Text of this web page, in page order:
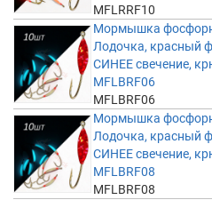
MFLRRF10
Мормышка
Лодочка, красный
СИНЕЕ свечение,
MFLBRF06
MFLBRF06
Мормышка
Лодочка, красный
СИНЕЕ свечение,
MFLBRF08
MFLBRF08